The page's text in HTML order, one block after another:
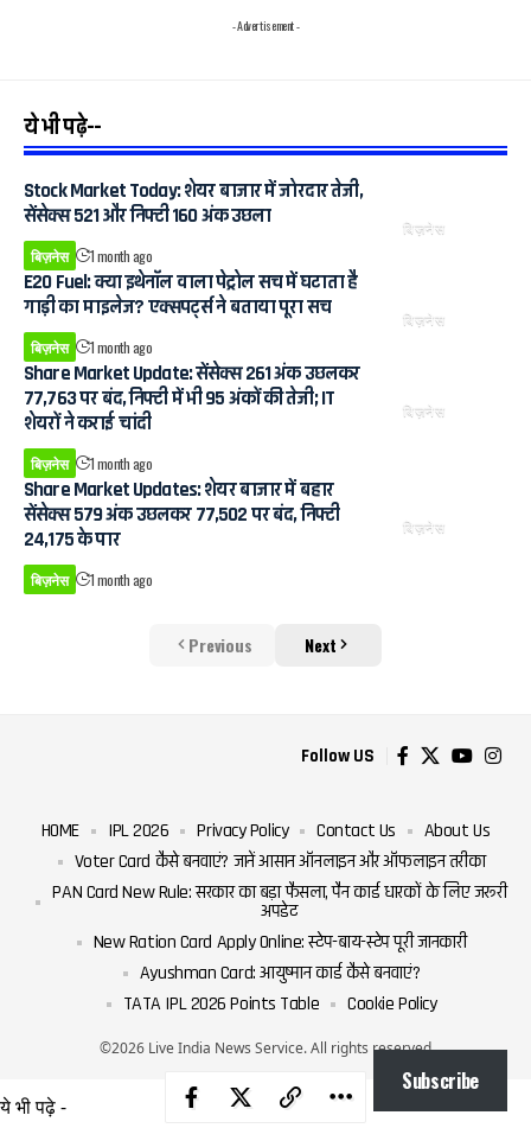
- Advertisement -
ये भी पढ़े--
बिज़नेस
Stock Market Today: शेयर बाजार में जोरदार तेजी,
सेंसेक्स 521 और निफ्टी 160 अंक उछला
बिज़नेस 1 month ago
बिज़नेस
E20 Fuel: क्या इथेनॉल वाला पेट्रोल सच में घटाता है
गाड़ी का माइलेज? एक्सपर्ट्स ने बताया पूरा सच
बिज़नेस 1 month ago
बिज़नेस
Share Market Update: सेंसेक्स 261 अंक उछलकर
77,763 पर बंद, निफ्टी में भी 95 अंकों की तेजी; IT
शेयरों ने कराई चांदी
बिज़नेस 1 month ago
बिज़नेस
Share Market Updates: शेयर बाजार में बहार
सेंसेक्स 579 अंक उछलकर 77,502 पर बंद, निफ्टी
24,175 के पार
बिज़नेस 1 month ago
Previous Next
Follow US
©2026 Live India News Service. All rights reserved
HOME IPL 2026 Privacy Policy Contact Us
About Us
Voter Card कैसे बनवाएं? जानें आसान ऑनलाइन और ऑफलाइन तरीका
PAN Card New Rule: सरकार का बड़ा फैसला, पैन कार्ड धारकों के लिए जरूरी
अपडेट
New Ration Card Apply Online: स्टेप-बाय-स्टेप पूरी जानकारी
Ayushman Card: आयुष्मान कार्ड कैसे बनवाएं?
TATA IPL 2026 Points Table
Cookie Policy
ये भी पढ़े -
Subscribe